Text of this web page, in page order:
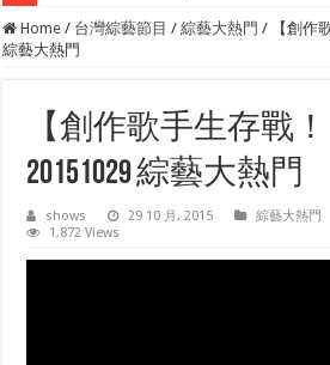
Home / 台灣綜藝節目 / 綜藝大熱門 /
【創作
綜藝大熱門
【創作歌手生存戰！
20151029 綜藝大熱門
shows 29 10 月, 2015 綜藝大熱門
1,872 Views